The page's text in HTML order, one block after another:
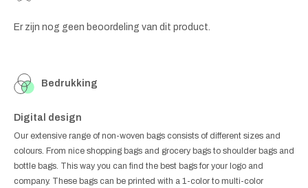
Er zijn nog geen beoordeling van dit product.
Bedrukking
Digital design
Our extensive range of non-woven bags consists of different sizes and
colours. From nice shopping bags and grocery bags to shoulder bags and
bottle bags. This way you can find the best bags for your logo and
company. These bags can be printed with a 1-color to multi-color